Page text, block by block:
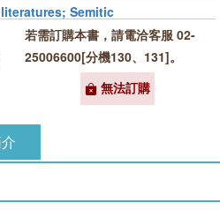
若需訂購本書，請電洽客服 02-
25006600[分機130、131]。
無法訂購
Semitic